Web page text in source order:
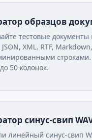
образцов
тестовые документы
XML, RTF,
50 колонок.
синус-свип
линейный синус-свип